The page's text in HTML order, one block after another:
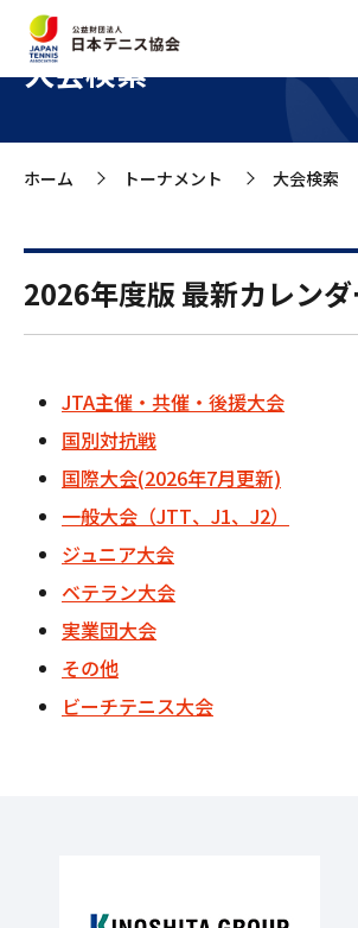
大会検索
ホーム >
トーナメント >
大会検索
2026年度版 最新カレンダ
JTA主催・共催・後援大会
国別対抗戦
国際大会(2026年7月更新)
一般大会（JTT、J1、J2）
ジュニア大会
ベテラン大会
実業団大会
その他
ビーチテニス大会